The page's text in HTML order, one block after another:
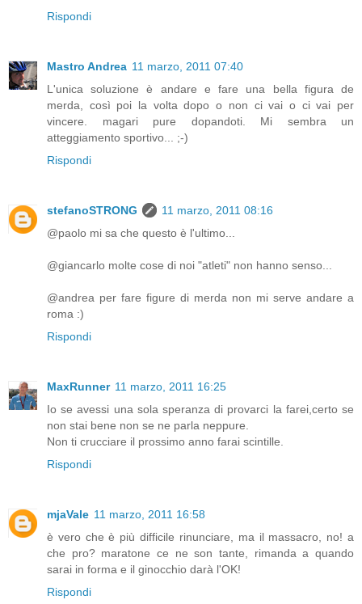
Rispondi
Mastro Andrea 11 marzo, 2011 07:40
L'unica soluzione è andare e fare una bella figura de
merda, così poi la volta dopo o non ci vai o ci vai per
vincere. magari pure dopandoti. Mi sembra un
atteggiamento sportivo... ;-)
Rispondi
stefanoSTRONG
11 marzo, 2011 08:16
@paolo mi sa che questo è l'ultimo...
@giancarlo molte cose di noi "atleti" non hanno senso...
@andrea per fare figure di merda non mi serve andare a
roma :)
Rispondi
MaxRunner 11 marzo, 2011 16:25
Io se avessi una sola speranza di provarci la farei,certo se
non stai bene non se ne parla neppure.
Non ti crucciare il prossimo anno farai scintille.
Rispondi
mjaVale 11 marzo, 2011 16:58
è vero che è più difficile rinunciare, ma il massacro, no! a
che pro? maratone ce ne son tante, rimanda a quando
sarai in forma e il ginocchio darà l'OK!
Rispondi